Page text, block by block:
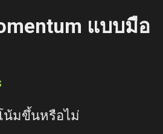
แบบมือ
น้มขึ้นหรือไม่